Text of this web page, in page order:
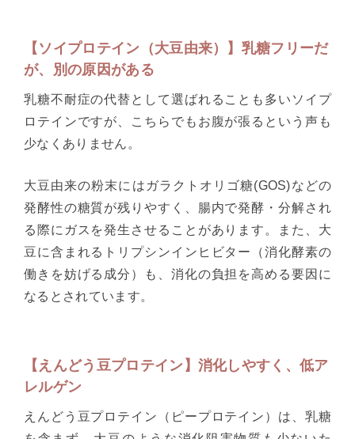
【ソイプロテイン（大豆由来）】乳糖フリーだ
が、別の原因がある
乳糖不耐症の代替として選ばれることも多いソイプ
ロテインですが、こちらでもお腹が張るという声も
少なくありません。
大豆由来の粉末にはガラクトオリゴ糖(GOS)などの
発酵性の糖質が残りやすく、腸内で発酵・分解され
る際にガスを発生させることがあります。また、大
豆に含まれるトリプシンインヒビター（消化酵素の
働きを妨げる成分）も、消化の負担を高める要因に
なるとされています。
【えんどう豆プロテイン】消化しやすく、低ア
レルゲン
えんどう豆プロテイン（ピープロテイン）は、乳糖